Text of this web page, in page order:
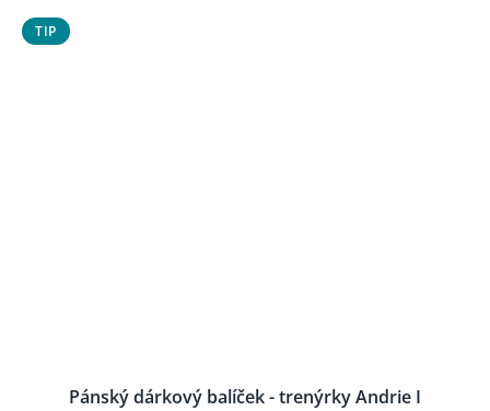
TIP
Pánský dárkový balíček - trenýrky Andrie I